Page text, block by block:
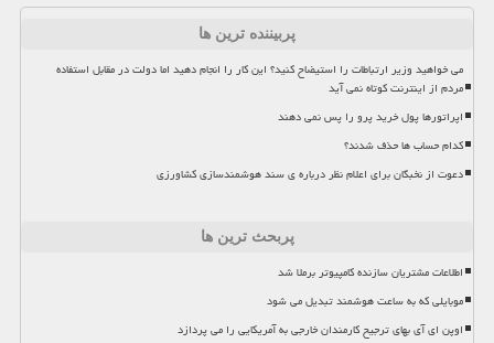
پربیننده ترین ها
می خواهید وزیر ارتباطات را استیضاح کنید؟ این کار را انجام دهید اما دولت در مقابل استفاده
مردم از اینترنت کوتاه نمی آید
اپراتورها پول خرید پرو را پس نمی دهند
کدام حساب ها حذف شدند؟
دعوت از نخبگان برای اعلام نظر درباره ی سند هوشمندسازی کشاورزی
پربحث ترین ها
اطلاعات مشتریان سازنده کامپیوتر برملا شد
موبایلی که به ساعت هوشمند تبدیل می شود
اوپن ای آی بهای ترجیح کارمندان خارجی به آمریکایی را می پردازد